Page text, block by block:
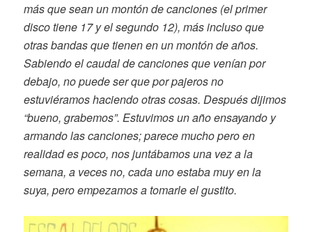
más que sean un montón de canciones (el primer
disco tiene 17 y el segundo 12), más incluso que
otras bandas que tienen en un montón de años.
Sabiendo el caudal de canciones que venían por
debajo, no puede ser que por pajeros no
estuviéramos haciendo otras cosas. Después dijimos
“bueno, grabemos”. Estuvimos un año ensayando y
armando las canciones; parece mucho pero en
realidad es poco, nos juntábamos una vez a la
semana, a veces no, cada uno estaba muy en la
suya, pero empezamos a tomarle el gustito.